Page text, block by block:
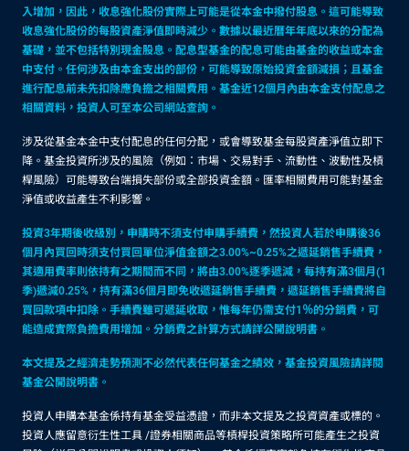
入增加，因此，收息強化股份實際上可能是從本金中撥付股息。這可能導致
收息強化股份的每股資產淨值即時減少。數據以最近曆年年底以來的分配為
基礎，並不包括特別現金股息。配息型基金的配息可能由基金的收益或本金
中支付。任何涉及由本金支出的部份，可能導致原始投資金額減損；且基金
進行配息前未先扣除應負擔之相關費用。基金近12個月內由本金支付配息之
相關資料，投資人可至本公司網站查詢。
涉及從基金本金中支付配息的任何分配，或會導致基金每股資產淨值立即下
降。基金投資所涉及的風險（例如：市場、交易對手、流動性、波動性及槓
桿風險）可能導致台端損失部份或全部投資金額。匯率相關費用可能對基金
淨值或收益產生不利影響。
投資3年期後收級別，申購時不須支付申購手續費，然投資人若於申購後36
個月內買回時須支付買回單位淨值金額之3.00%~0.25%之遞延銷售手續費，
其適用費率則依持有之期間而不同，將由3.00%逐季遞減，每持有滿3個月(1
季)遞減0.25%，持有滿36個月即免收遞延銷售手續費，遞延銷售手續費將自
買回款項中扣除。手續費雖可遞延收取，惟每年仍需支付1％的分銷費，可
能造成實際負擔費用增加。分銷費之計算方式請詳公開說明書。
本文提及之經濟走勢預測不必然代表任何基金之績效，基金投資風險請詳閱
基金公開說明書。
投資人申購本基金係持有基金受益憑證，而非本文提及之投資資產或標的。
投資人應留意衍生性工具 /證券相關商品等槓桿投資策略所可能產生之投資